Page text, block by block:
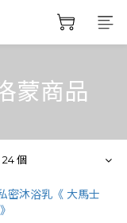
蒙商品
個